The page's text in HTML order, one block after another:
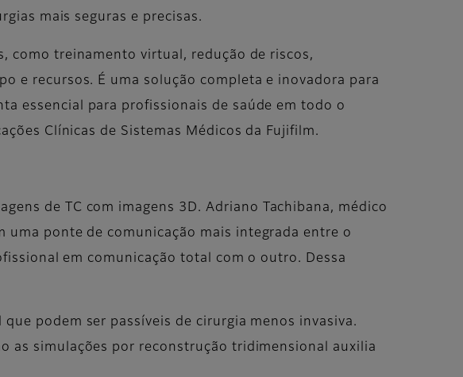
mais seguras e precisas.
como treinamento virtual, redução de riscos,
e recursos. É uma solução completa e inovadora para
essencial para profissionais de saúde em todo o
Clínicas de Sistemas Médicos da Fujifilm.
de TC com imagens 3D. Adriano Tachibana, médico
uma ponte de comunicação mais integrada entre o
em comunicação total com o outro. Dessa
podem ser passíveis de cirurgia menos invasiva.
as simulações por reconstrução tridimensional auxilia